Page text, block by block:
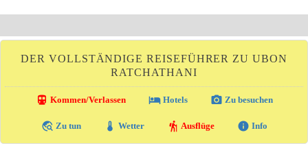
DER VOLLSTÄNDIGE REISEFÜHRER ZU UBON
RATCHATHANI
directions_transit Kommen/Verlassen local_hotelHotels photo_camera Zu besuchen
travel_explore Zu tun thermostat Wetter hiking Ausflüge info Info